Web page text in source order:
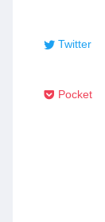
Twitter
Pocket